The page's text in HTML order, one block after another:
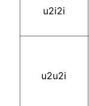
u2i2i
u2u2i